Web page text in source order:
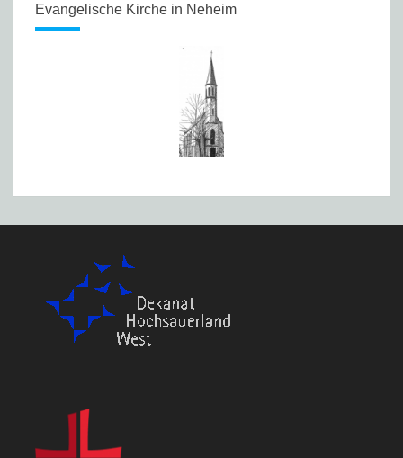
Evangelische Kirche in Neheim